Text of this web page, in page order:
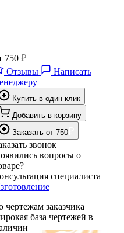
750 ₽
Отзывы
Написать
Купить в один клик
Добавить в корзину
Заказать от 750
звонок
вопросы о
специалиста
чертежам заказчика
база чертежей в